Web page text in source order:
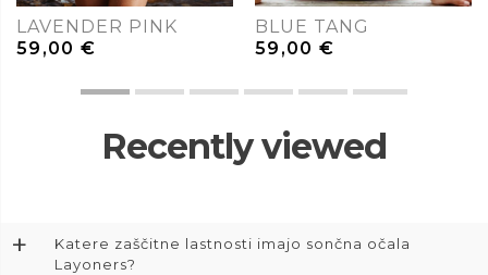
LAVENDER PINK
59,00€
BLUE TANG
59,00€
Recently viewed
+
Katere zaščitne lastnosti imajo sončna očala
Layoners?